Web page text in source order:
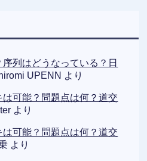
列はどうなっている？日
hiromi UPENN より
可能？問題点は何？道交
より
可能？問題点は何？道交
より